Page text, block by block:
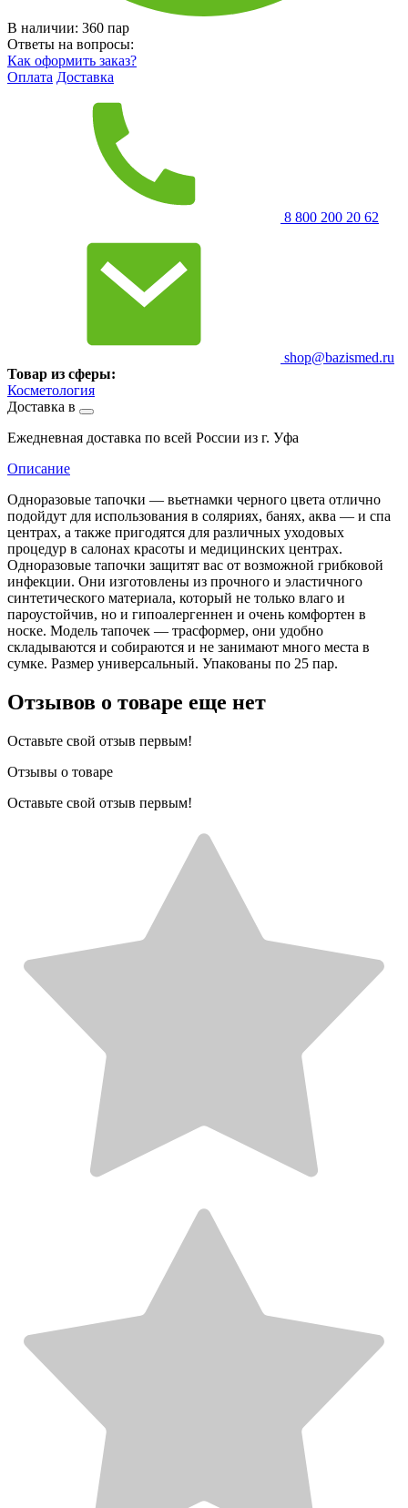
В наличии: 360 пар
Ответы на вопросы:
Как оформить заказ?
Оплата Доставка
8 800 200 20 62
shop@bazismed.ru
Товар из сферы:
Косметология
Доставка в
Ежедневная доставка по всей России из г. Уфа
Описание
Одноразовые тапочки — вьетнамки черного цвета отлично
подойдут для использования в соляриях, банях, аква — и спа
центрах, а также пригодятся для различных уходовых
процедур в салонах красоты и медицинских центрах.
Одноразовые тапочки защитят вас от возможной грибковой
инфекции. Они изготовлены из прочного и эластичного
синтетического материала, который не только влаго и
пароустойчив, но и гипоалергеннен и очень комфортен в
носке. Модель тапочек — трасформер, они удобно
складываются и собираются и не занимают много места в
сумке. Размер универсальный. Упакованы по 25 пар.
Отзывов о товаре еще нет
Оставьте свой отзыв первым!
Отзывы о товаре
Оставьте свой отзыв первым!